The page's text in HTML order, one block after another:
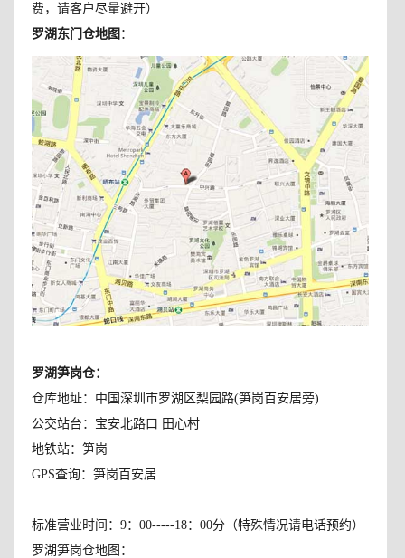
费，请客户尽量避开）
罗湖东门仓地图 ：
罗湖笋岗仓：
仓库地址：中国深圳市罗湖区梨园路(笋岗百安居旁)
公交站台：宝安北路口 田心村
地铁站：笋岗
GPS查询：笋岗百安居
标准营业时间：9：00-----18：00分（特殊情况请电话预约）
罗湖笋岗仓地图：